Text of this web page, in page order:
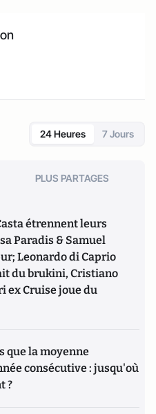
24 Heures 7 Jours
PLUS PARTAGES
étrennent leurs
Paradis & Samuel
Leonardo di Caprio
du brukini, Cristiano
ex Cruise joue du
que la moyenne
consécutive : jusqu'où
?